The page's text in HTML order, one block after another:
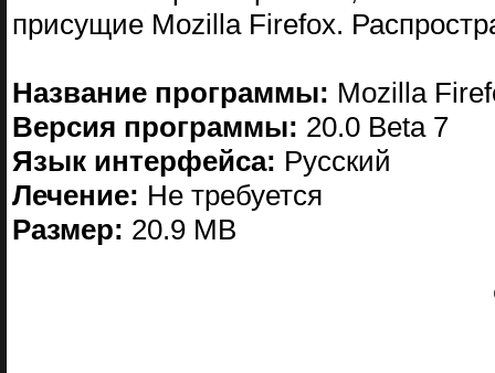
присущие Mozilla Firefox.
Название программы: Mozilla
Версия программы: 20.0 Beta 7
Язык интерфейса: Русский
Лечение: Не требуется
Размер: 20.9 MB